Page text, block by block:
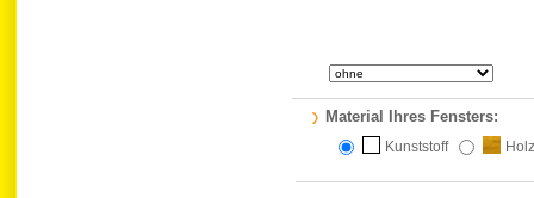
Material Ihres Fensters:
Kunststoff Holz